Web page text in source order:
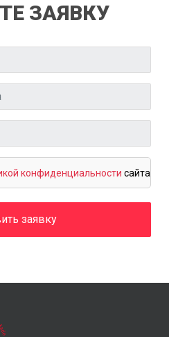
ЗАЯВКУ
конфиденциальности сайта
заявку